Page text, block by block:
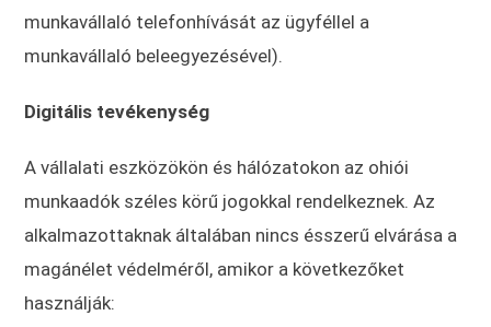
munkavállaló telefonhívását az ügyféllel a
munkavállaló beleegyezésével).
Digitális tevékenység
A vállalati eszközökön és hálózatokon az ohiói
munkaadók széles körű jogokkal rendelkeznek. Az
alkalmazottaknak általában nincs ésszerű elvárása a
magánélet védelméről, amikor a következőket
használják: